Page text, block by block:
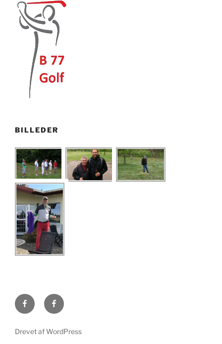
BILLEDER
B77-
golf
B77-
golf
Drevet af WordPress